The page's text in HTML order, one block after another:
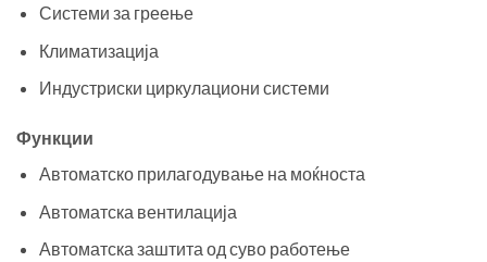
Системи за греење
Климатизација
Индустриски циркулациони системи
Функции
Автоматско прилагодување на моќноста
Автоматска вентилација
Автоматска заштита од суво работење